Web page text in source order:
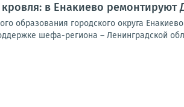
в Енакиево ремонтируют
образования городского округа
шефа-региона – Ленинградской